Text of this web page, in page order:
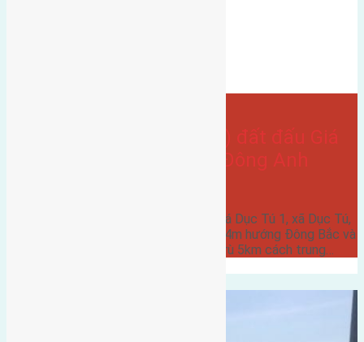
Cần bán 105m2(7×15) đất đấu Giá
Dục Tú 1, xã Dục Tú, Đông Anh
Cần bán 105m2(7x15) đất đấu Giá Dục Tú 1, xã Dục Tú,
Đông Anh đường rộng 6m vỉa hè 4m hướng Đông Bắc và
hướng Tây Bắc cách cầu Đông Trù 5km cách trung…